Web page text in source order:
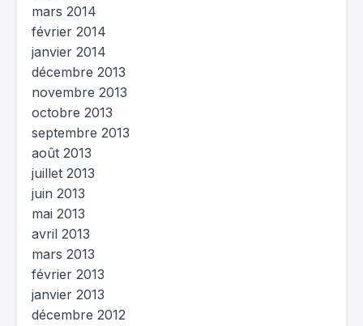
mars 2014
février 2014
janvier 2014
décembre 2013
novembre 2013
octobre 2013
septembre 2013
août 2013
juillet 2013
juin 2013
mai 2013
avril 2013
mars 2013
février 2013
janvier 2013
décembre 2012